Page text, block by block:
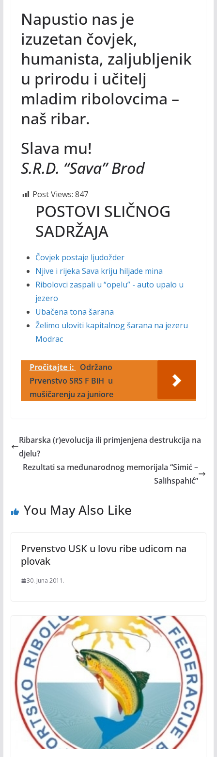
Napustio nas je
izuzetan čovjek,
humanista, zaljubljenik
u prirodu i učitelj
mladim ribolovcima –
naš ribar.
Slava mu!
S.R.D. “Sava” Brod
Post Views: 847
POSTOVI SLIČNOG
SADRŽAJA
Čovjek postaje ljudožder
Njive i rijeka Sava kriju hiljade mina
Ribolovci zaspali u “opelu” - auto upalo u
jezero
Ubačena tona šarana
Želimo uloviti kapitalnog šarana na jezeru
Modrac
Pročitajte i:
Održano
Prvenstvo SRS F BiH u
mušičarenju za juniore
Ribarska (r)evolucija ili primjenjena destrukcija na
djelu?
Rezultati sa međunarodnog memorijala “Simić –
Salihspahić”
You May Also Like
Prvenstvo USK u lovu ribe udicom na
plovak
30. Juna 2011.